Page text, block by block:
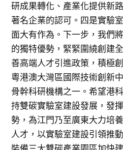
研成果轉化、產業化提供新
著名企業的認可。四是實驗
面大有作為。下一步，我們
的獨特優勢，緊緊圍繞創建
善高端人才引進政策，積極
粵港澳大灣區國際技術創新
骨幹科研機構之一。希望港
持雙碳實驗室建設發展，發
勢，為江門乃至廣東大力培
人才，以實驗室建設引領推